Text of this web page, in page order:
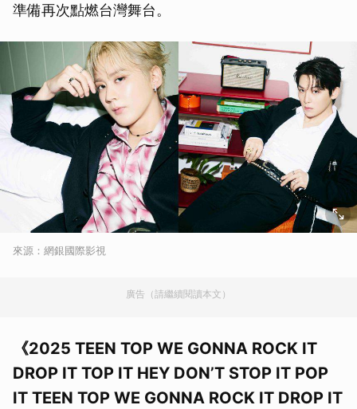
準備再次點燃台灣舞台。
來源：網銀國際影視
廣告（請繼續閱讀本文）
《2025 TEEN TOP WE GONNA ROCK IT
DROP IT TOP IT HEY DON’T STOP IT POP
IT TEEN TOP WE GONNA ROCK IT DROP IT